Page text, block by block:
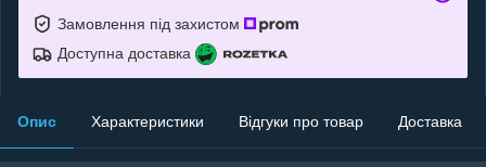
Замовлення під захистом
Доступна доставка
Опис Характеристики Відгуки про товар Доставка